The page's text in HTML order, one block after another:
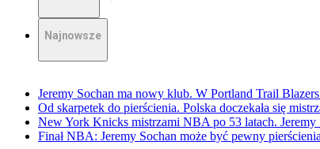
Najnowsze
Jeremy Sochan ma nowy klub. W Portland Trail
Od skarpetek do pierścienia. Polska doczekała się
New York Knicks mistrzami NBA po 53 latach.
Finał NBA: Jeremy Sochan może być pewny